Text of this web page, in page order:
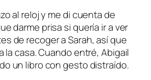
al reloj y me di cuenta de
darme prisa si quería ir a ver
de recoger a Sarah, así que
la casa. Cuando entré, Abigail
un libro con gesto distraído.